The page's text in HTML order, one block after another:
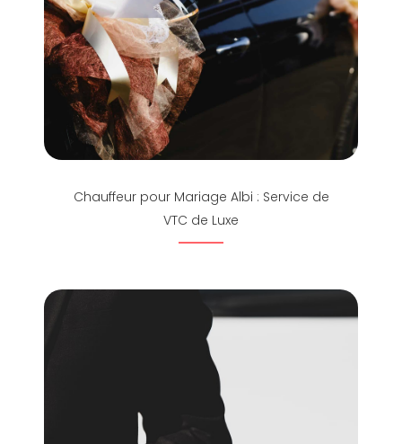
Chauffeur pour Mariage Albi : Service de
VTC de Luxe